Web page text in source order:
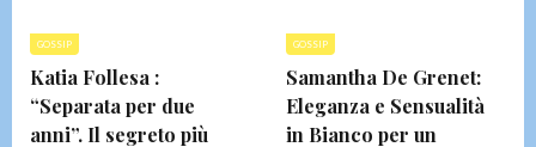
GOSSIP
Katia Follesa :
“Separata per due
anni”. Il segreto più
GOSSIP
Samantha De Grenet:
Eleganza e Sensualità
in Bianco per un